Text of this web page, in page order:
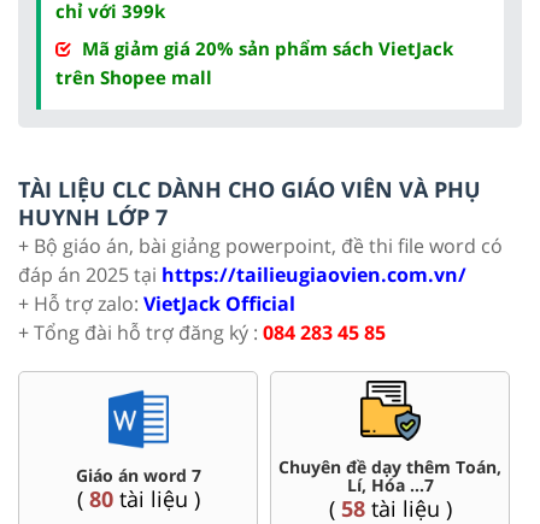
chỉ với 399k
Mã giảm giá 20% sản phẩm sách VietJack
trên Shopee mall
TÀI LIỆU CLC DÀNH CHO GIÁO VIÊN VÀ PHỤ
HUYNH LỚP 7
+ Bộ giáo án, bài giảng powerpoint, đề thi file word có
đáp án 2025 tại https://tailieugiaovien.com.vn/
+ Hỗ trợ zalo: VietJack Official
+ Tổng đài hỗ trợ đăng ký : 084 283 45 85
Giáo án word 7
( 80tài liệu )
Chuyên đề dạy thêm Toán,
Lí, Hóa ...7
( 58tài liệu )